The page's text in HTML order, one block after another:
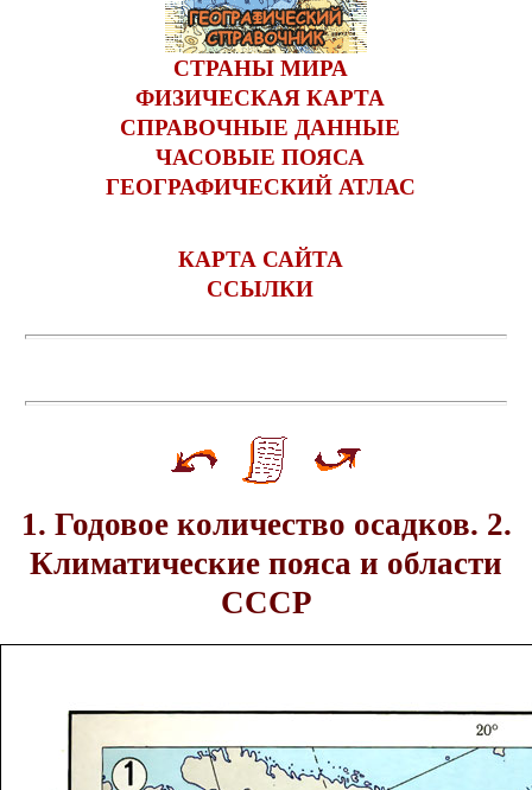
СТРАНЫ МИРА
ФИЗИЧЕСКАЯ КАРТА
СПРАВОЧНЫЕ ДАННЫЕ
ЧАСОВЫЕ ПОЯСА
ГЕОГРАФИЧЕСКИЙ АТЛАС
КАРТА САЙТА
ССЫЛКИ
1. Годовое количество осадков. 2.
Климатические пояса и области
СССР